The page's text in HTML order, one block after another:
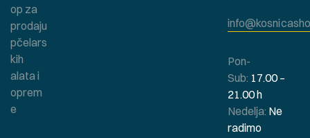
op za
prodaju
pčelars
kih
alata i
oprem
e
Pon-
Sub: 17.00 –
21.00 h
Nedelja: Ne
radimo